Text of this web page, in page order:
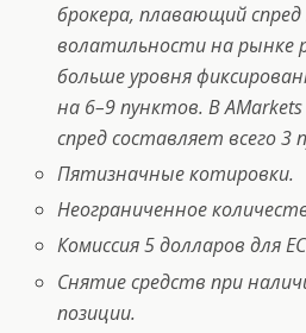
брокера, плавающий спред
волатильности на рынке
больше уровня
на 6–9 пунктов. В
спред составляет всего 3
Пятизначные котировки.
Неограниченное
Комиссия 5 долларов для
Снятие средств при
позиции.